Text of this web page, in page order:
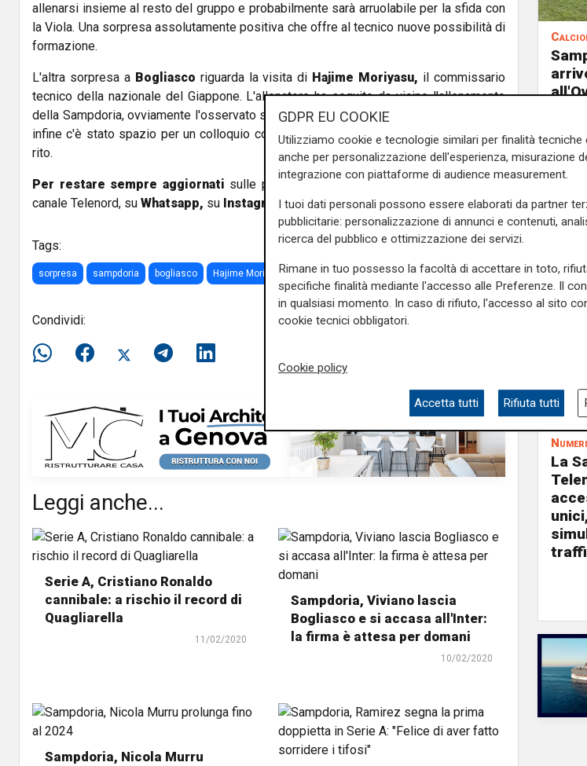
allenarsi insieme al resto del gruppo e probabilmente sarà arruolabile per la sfida con
la Viola. Una sorpresa assolutamente positiva che offre al tecnico nuove possibilità di
formazione.
L'altra sorpresa a Bogliasco riguarda la visita di Hajime Moriyasu, il commissario
tecnico della nazionale del Giappone. L'allenatore ha seguito da vicino l'allenamento
della Sampdoria, ovviamente l'osservato speciale è statoMaya Yoshida.
infine c'è stato spazio per un colloquio con Claudio Ranieri con l'immancabile foto di
rito.
Per restare sempre aggiornati sulle principali notizie sulla Liguria seguiteci sul
canale Telenord, su Whatsapp, su Instagram ,su Youtubee suFacebook.
Tags:
sorpresa sampdoria bogliasco Hajime Moriyasu
Condividi:
Leggi anche...
Serie A, Cristiano Ronaldo
cannibale: a rischio il record di
Quagliarella
11/02/2020
Sampdoria, Viviano lascia
Bogliasco e si accasa all'Inter:
la firma è attesa per domani
10/02/2020
Sampdoria, Nicola Murru
Numeri
La
GDPR EU COOKIE
Utilizziamo cookie e tecnologie similari per finalità
anche per personalizzazione dell'esperienza, misurazione
integrazione con piattaforme di audience measurement.
I tuoi dati personali possono essere elaborati da partner
pubblicitarie: personalizzazione di annunci e contenuti,
ricerca del pubblico e ottimizzazione dei servizi.
Rimane in tuo possesso la facoltà di accettare in toto,
specifiche finalità mediante l'accesso alle Preferenze. Il
in qualsiasi momento. In caso di rifiuto, l'accesso al sito
cookie tecnici obbligatori.
Cookie policy
Accetta tutti Rifiuta tutti